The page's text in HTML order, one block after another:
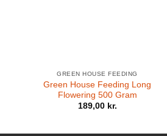
GREEN HOUSE FEEDING
Green House Feeding Long
Flowering 500 Gram
189,00 kr.